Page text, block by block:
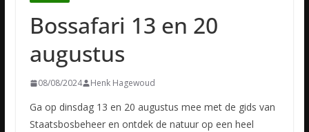
Bossafari 13 en 20
augustus
08/08/2024 Henk Hagewoud
Ga op dinsdag 13 en 20 augustus mee met de gids van
Staatsbosbeheer en ontdek de natuur op een heel